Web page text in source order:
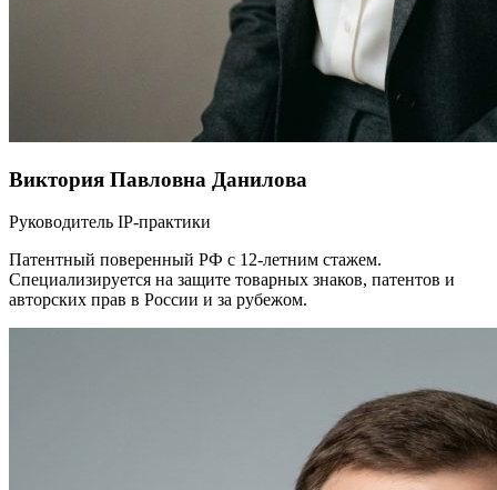
Виктория Павловна Данилова
Руководитель IP-практики
Патентный поверенный РФ с 12-летним стажем.
Специализируется на защите товарных знаков, патентов и
авторских прав в России и за рубежом.